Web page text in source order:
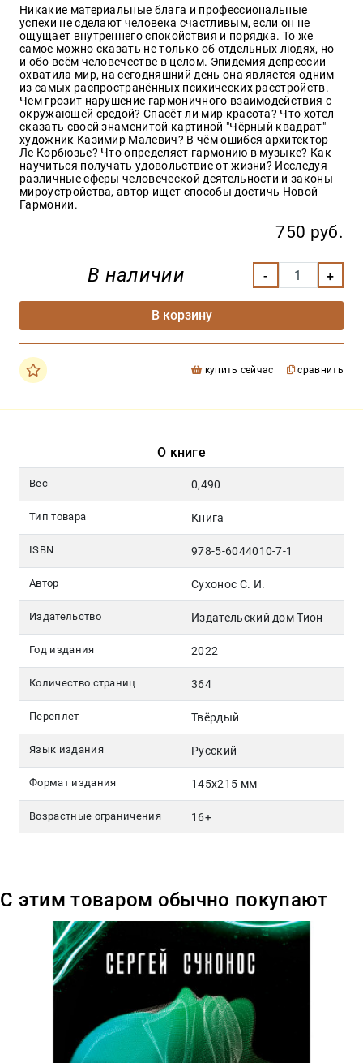
Никакие материальные блага и профессиональные
успехи не сделают человека счастливым, если он не
ощущает внутреннего спокойствия и порядка. То же
самое можно сказать не только об отдельных людях, но
и обо всём человечестве в целом. Эпидемия депрессии
охватила мир, на сегодняшний день она является одним
из самых распространённых психических расстройств.
Чем грозит нарушение гармоничного взаимодействия с
окружающей средой? Спасёт ли мир красота? Что хотел
сказать своей знаменитой картиной "Чёрный квадрат"
художник Казимир Малевич? В чём ошибся архитектор
Ле Корбюзье? Что определяет гармонию в музыке? Как
научиться получать удовольствие от жизни? Исследуя
различные сферы человеческой деятельности и законы
мироустройства, автор ищет способы достичь Новой
Гармонии.
750 руб.
В наличии
В корзину
купить сейчас сравнить
О книге
Вес 0,490
Тип товара Книга
ISBN 978-5-6044010-7-1
Автор Сухонос С. И.
Издательство Издательский дом Тион
Год издания 2022
Количество страниц 364
Переплет Твёрдый
Язык издания Русский
Формат издания 145х215 мм
Возрастные ограничения 16+
С этим товаром обычно покупают
Красота
и
здоровье
Оптовикам
Авторам
Контакты
Мероприятия
+7(499)
magazin.ru